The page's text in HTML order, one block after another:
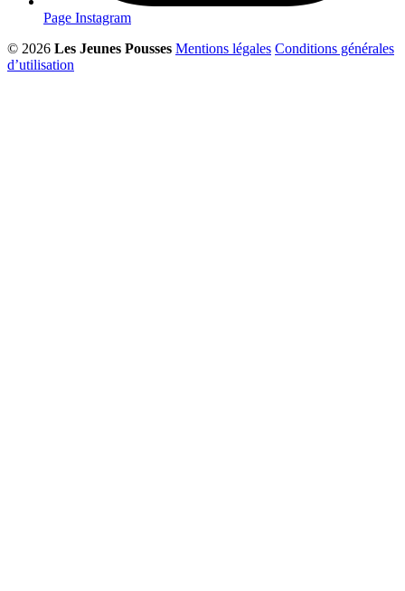
Page Instagram
© 2026 Les Jeunes Pousses Mentions légales Conditions générales
d’utilisation